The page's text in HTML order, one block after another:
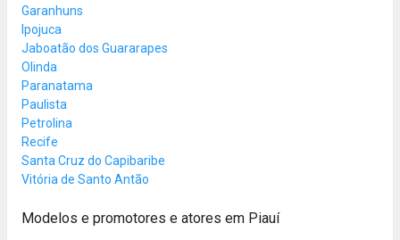
Garanhuns
Ipojuca
Jaboatão dos Guararapes
Olinda
Paranatama
Paulista
Petrolina
Recife
Santa Cruz do Capibaribe
Vitória de Santo Antão
Modelos e promotores e atores em Piauí